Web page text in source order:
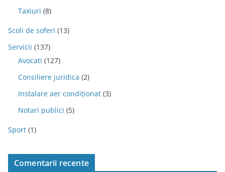
Taxiuri (8)
Scoli de soferi (13)
Servicii (137)
Avocati (127)
Consiliere juridica (2)
Instalare aer condiționat (3)
Notari publici (5)
Sport (1)
Comentarii recente